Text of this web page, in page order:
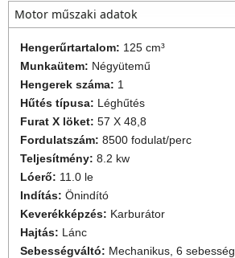
Motor műszaki adatok
Hengerűrtartalom: 125 cm³
Munkaütem: Négyütemű
Hengerek száma: 1
Hűtés típusa: Léghűtés
Furat X löket:57 X 48,8
Fordulatszám:8500 fodulat/perc
Teljesítmény:8.2 kw
Lóerő: 11.0 le
Indítás:Önindító
Keverékképzés: Karburátor
Hajtás: Lánc
Sebességváltó: Mechanikus, 6 sebesség